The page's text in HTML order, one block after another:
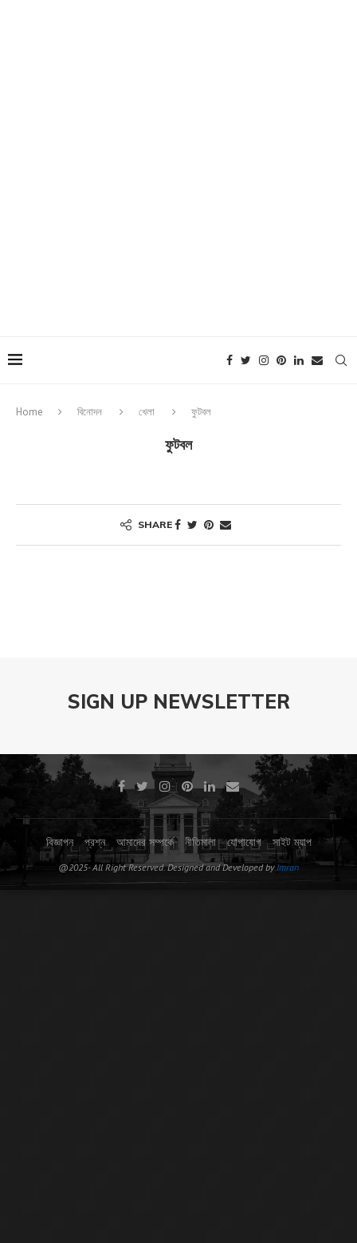
Home বিনোদন খেলা ফুটবল
ফুটবল
SHARE
SIGN UP NEWSLETTER
বিজ্ঞাপন প্রশ্ন আমাদের সম্পর্কে নীতিমালা যোগাযোগ সাইট ম্যাপ
@2025- All Right Reserved. Designed and Developed by Imran